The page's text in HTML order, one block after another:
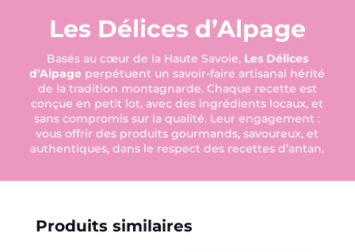
Les Délices d’Alpage
Basés au cœur de la Haute Savoie, Les Délices
d’Alpage perpétuent un savoir-faire artisanal hérité
de la tradition montagnarde. Chaque recette est
conçue en petit lot, avec des ingrédients locaux, et
sans compromis sur la qualité. Leur engagement :
vous offrir des produits gourmands, savoureux, et
authentiques, dans le respect des recettes d’antan.
Produits similaires